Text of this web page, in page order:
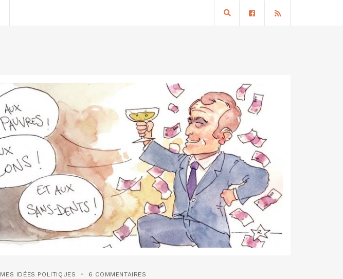
MES IDÉES POLITIQUES 6 COMMENTAIRES